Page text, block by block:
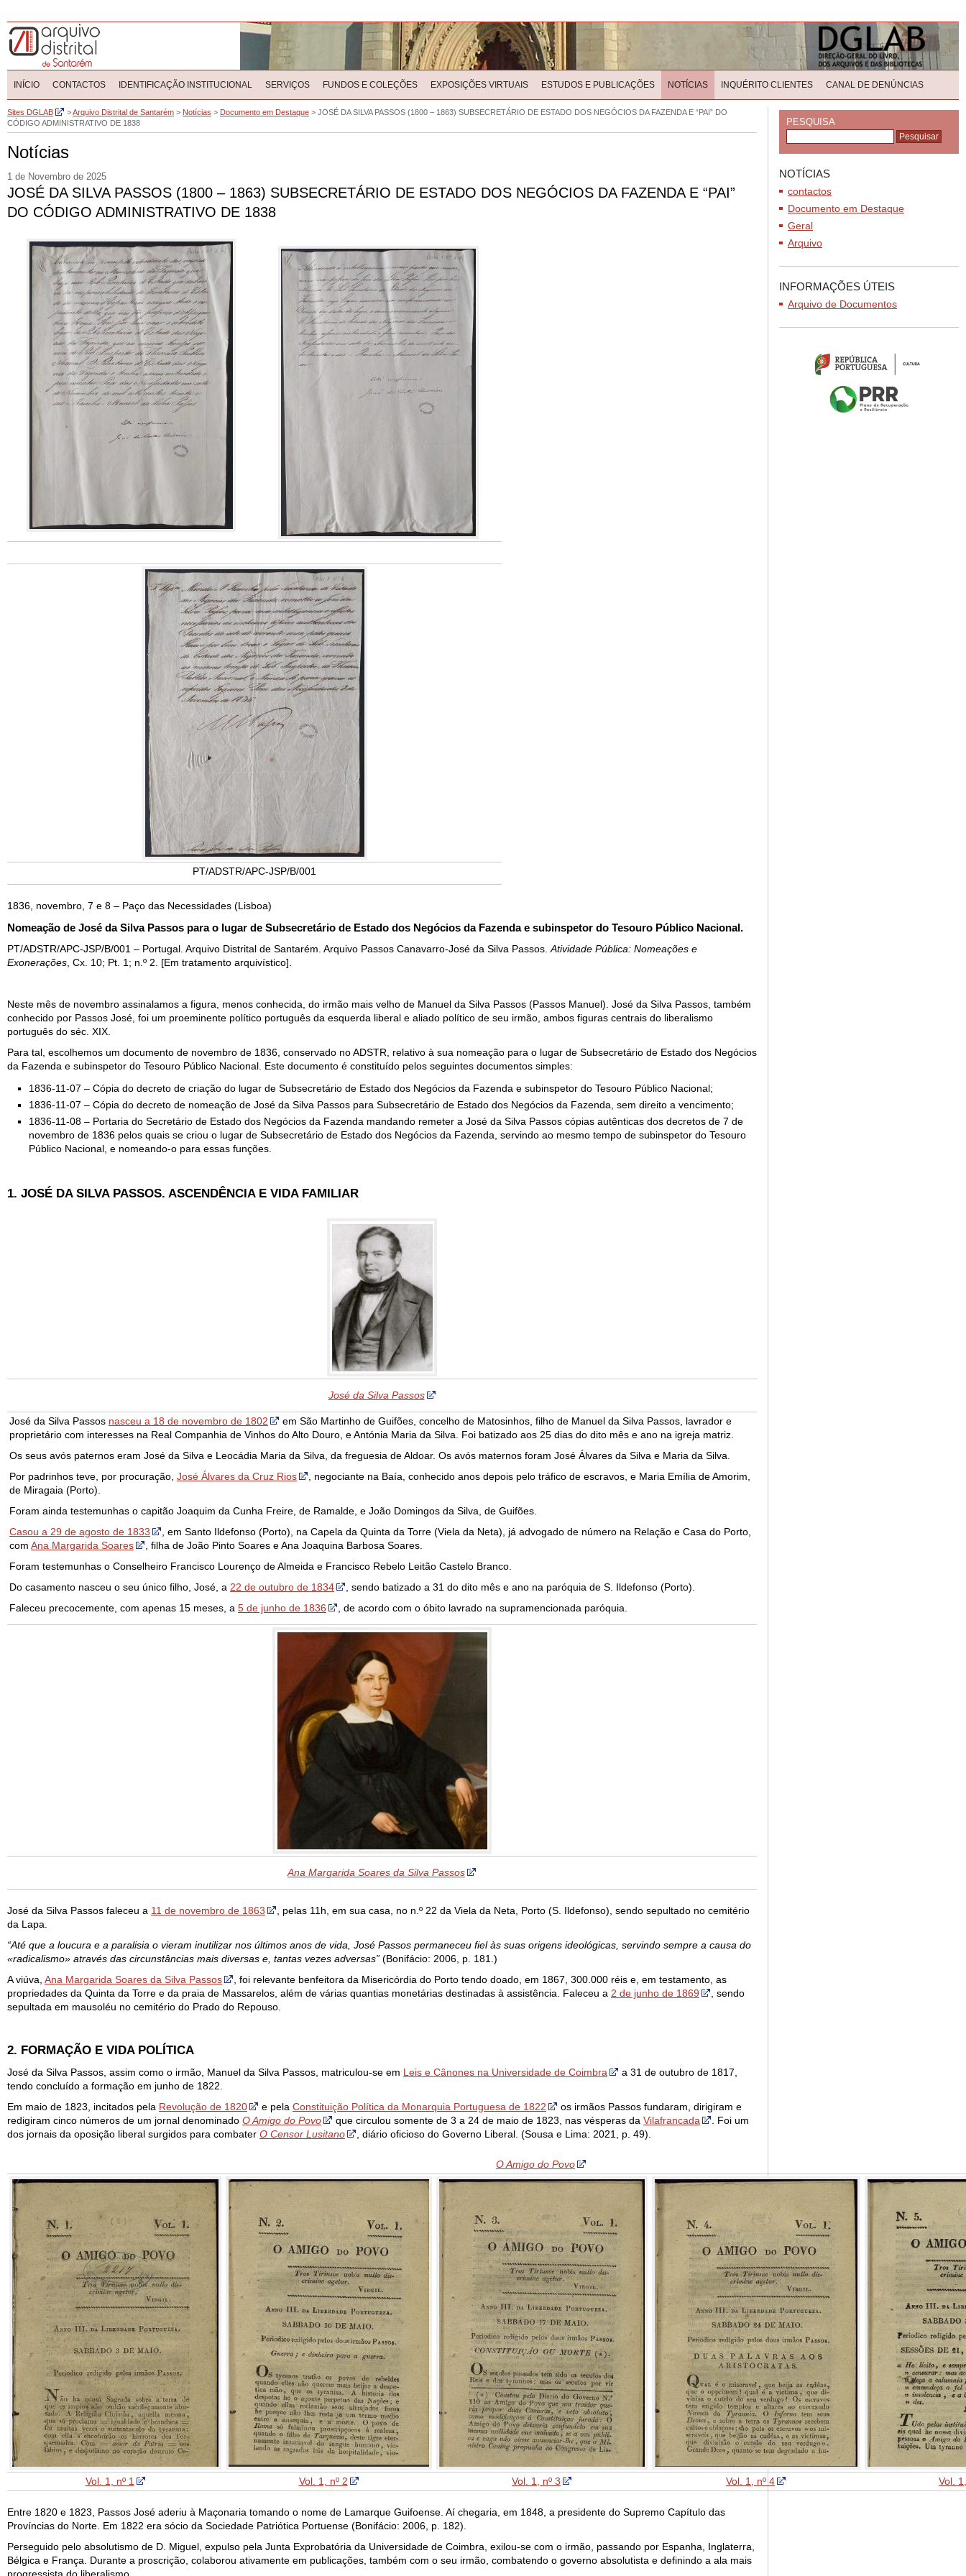
INÍCIO CONTACTOS IDENTIFICAÇÃO INSTITUCIONAL SERVIÇOS FUNDOS E COLEÇÕES EXPOSIÇÕES VIRTUAIS ESTUDOS E PUBLICAÇÕES NOTÍCIAS INQUÉRITO CLIENTES CANAL DE DENÚNCIAS
Sites DGLAB >Arquivo Distrital de Santarém > Notícias > Documento em Destaque > JOSÉ DA SILVA PASSOS (1800 – 1863) SUBSECRETÁRIO DE ESTADO DOS NEGÓCIOS DA FAZENDA E “PAI” DO
CÓDIGO ADMINISTRATIVO DE 1838
Notícias
1 de Novembro de 2025
JOSÉ DA SILVA PASSOS (1800 – 1863) SUBSECRETÁRIO DE ESTADO DOS NEGÓCIOS DA FAZENDA E “PAI”
DO CÓDIGO ADMINISTRATIVO DE 1838
PT/ADSTR/APC-JSP/B/001
1836, novembro, 7 e 8 – Paço das Necessidades (Lisboa)
Nomeação de José da Silva Passos para o lugar de Subsecretário de Estado dos Negócios da Fazenda e subinspetor do Tesouro Público Nacional.
PT/ADSTR/APC-JSP/B/001 – Portugal. Arquivo Distrital de Santarém. Arquivo Passos Canavarro-José da Silva Passos. Atividade Pública: Nomeações e
Exonerações , Cx. 10; Pt. 1; n.º 2. [Em tratamento arquivístico].
Neste mês de novembro assinalamos a figura, menos conhecida, do irmão mais velho de Manuel da Silva Passos (Passos Manuel). José da Silva Passos, também
conhecido por Passos José, foi um proeminente político português da esquerda liberal e aliado político de seu irmão, ambos figuras centrais do liberalismo
português do séc. XIX.
Para tal, escolhemos um documento de novembro de 1836, conservado no ADSTR, relativo à sua nomeação para o lugar de Subsecretário de Estado dos Negócios
da Fazenda e subinspetor do Tesouro Público Nacional. Este documento é constituído pelos seguintes documentos simples:
1836-11-07 – Cópia do decreto de criação do lugar de Subsecretário de Estado dos Negócios da Fazenda e subinspetor do Tesouro Público Nacional;
1836-11-07 – Cópia do decreto de nomeação de José da Silva Passos para Subsecretário de Estado dos Negócios da Fazenda, sem direito a vencimento;
1836-11-08 – Portaria do Secretário de Estado dos Negócios da Fazenda mandando remeter a José da Silva Passos cópias autênticas dos decretos de 7 de
novembro de 1836 pelos quais se criou o lugar de Subsecretário de Estado dos Negócios da Fazenda, servindo ao mesmo tempo de subinspetor do Tesouro
Público Nacional, e nomeando-o para essas funções.
1. JOSÉ DA SILVA PASSOS. ASCENDÊNCIA E VIDA FAMILIAR
José da Silva Passos
José da Silva Passos nasceu a 18 de novembro de 1802
em São Martinho de Guifões, concelho de Matosinhos, filho de Manuel da Silva Passos, lavrador e
proprietário com interesses na Real Companhia de Vinhos do Alto Douro, e Antónia Maria da Silva. Foi batizado aos 25 dias do dito mês e ano na igreja matriz.
Os seus avós paternos eram José da Silva e Leocádia Maria da Silva, da freguesia de Aldoar. Os avós maternos foram José Álvares da Silva e Maria da Silva.
Por padrinhos teve, por procuração, José Álvares da Cruz Rios
, negociante na Baía, conhecido anos depois pelo tráfico de escravos, e Maria Emília de Amorim,
de Miragaia (Porto).
Foram ainda testemunhas o capitão Joaquim da Cunha Freire, de Ramalde, e João Domingos da Silva, de Guifões.
Casou a 29 de agosto de 1833
, em Santo Ildefonso (Porto), na Capela da Quinta da Torre (Viela da Neta), já advogado de número na Relação e Casa do Porto,
com Ana Margarida Soares
, filha de João Pinto Soares e Ana Joaquina Barbosa Soares.
Foram testemunhas o Conselheiro Francisco Lourenço de Almeida e Francisco Rebelo Leitão Castelo Branco.
Do casamento nasceu o seu único filho, José, a 22 de outubro de 1834
, sendo batizado a 31 do dito mês e ano na paróquia de S. Ildefonso (Porto).
Faleceu precocemente, com apenas 15 meses, a 5 de junho de 1836 , de acordo com o óbito lavrado na supramencionada paróquia.
Ana Margarida Soares da Silva Passos
José da Silva Passos faleceu a 11 de novembro de 1863
, pelas 11h, em sua casa, no n.º 22 da Viela da Neta, Porto (S. Ildefonso), sendo sepultado no cemitério
da Lapa.
“Até que a loucura e a paralisia o vieram inutilizar nos últimos anos de vida, José Passos permaneceu fiel às suas origens ideológicas, servindo sempre a causa do
«radicalismo» através das circunstâncias mais diversas e, tantas vezes adversas” (Bonifácio: 2006, p. 181.)
A viúva, Ana Margarida Soares da Silva Passos
, foi relevante benfeitora da Misericórdia do Porto tendo doado, em 1867, 300.000 réis e, em testamento, as
propriedades da Quinta da Torre e da praia de Massarelos, além de várias quantias monetárias destinadas à assistência. Faleceu a 2 de junho de 1869
, sendo
sepultada em mausoléu no cemitério do Prado do Repouso.
2. FORMAÇÃO E VIDA POLÍTICA
José da Silva Passos, assim como o irmão, Manuel da Silva Passos, matriculou-se em Leis e Cânones na Universidade de Coimbra
a 31 de outubro de 1817,
tendo concluído a formação em junho de 1822.
Em maio de 1823, incitados pela Revolução de 1820 e pela Constituição Política da Monarquia Portuguesa de 1822
os irmãos Passos fundaram, dirigiram e
redigiram cinco números de um jornal denominado O Amigo do Povo que circulou somente de 3 a 24 de maio de 1823, nas vésperas da Vilafrancada
. Foi um
dos jornais da oposição liberal surgidos para combater O Censor Lusitano , diário oficioso do Governo Liberal. (Sousa e Lima: 2021, p. 49).
O Amigo do Povo
Vol. 1, nº 1 Vol. 1, nº 2 Vol. 1, nº 3 Vol. 1, nº 4 Vol.
Entre 1820 e 1823, Passos José aderiu à Maçonaria tomando o nome de Lamarque Guifoense. Aí chegaria, em 1848, a presidente do Supremo Capítulo das
Províncias do Norte. Em 1822 era sócio da Sociedade Patriótica Portuense (Bonifácio: 2006, p. 182).
Perseguido pelo absolutismo de D. Miguel, expulso pela Junta Exprobatória da Universidade de Coimbra, exilou-se com o irmão, passando por Espanha, Inglaterra,
Bélgica e França. Durante a proscrição, colaborou ativamente em publicações, também com o seu irmão, combatendo o governo absolutista e definindo a ala mais
PESQUISA
NOTÍCIAS
contactos
Documento em Destaque
Geral
Arquivo
INFORMAÇÕES ÚTEIS
Arquivo de Documentos